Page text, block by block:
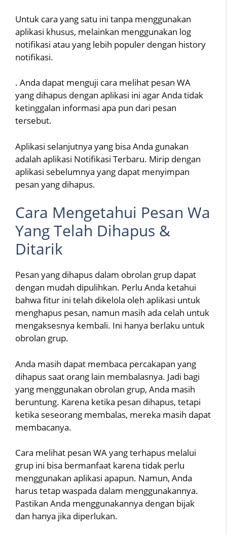
Untuk cara yang satu ini tanpa menggunakan
aplikasi khusus, melainkan menggunakan log
notifikasi atau yang lebih populer dengan history
notifikasi.
. Anda dapat menguji cara melihat pesan WA
yang dihapus dengan aplikasi ini agar Anda tidak
ketinggalan informasi apa pun dari pesan
tersebut.
Aplikasi selanjutnya yang bisa Anda gunakan
adalah aplikasi Notifikasi Terbaru. Mirip dengan
aplikasi sebelumnya yang dapat menyimpan
pesan yang dihapus.
Cara Mengetahui Pesan Wa
Yang Telah Dihapus &
Ditarik
Pesan yang dihapus dalam obrolan grup dapat
dengan mudah dipulihkan. Perlu Anda ketahui
bahwa fitur ini telah dikelola oleh aplikasi untuk
menghapus pesan, namun masih ada celah untuk
mengaksesnya kembali. Ini hanya berlaku untuk
obrolan grup.
Anda masih dapat membaca percakapan yang
dihapus saat orang lain membalasnya. Jadi bagi
yang menggunakan obrolan grup, Anda masih
beruntung. Karena ketika pesan dihapus, tetapi
ketika seseorang membalas, mereka masih dapat
membacanya.
Cara melihat pesan WA yang terhapus melalui
grup ini bisa bermanfaat karena tidak perlu
menggunakan aplikasi apapun. Namun, Anda
harus tetap waspada dalam menggunakannya.
Pastikan Anda menggunakannya dengan bijak
dan hanya jika diperlukan.